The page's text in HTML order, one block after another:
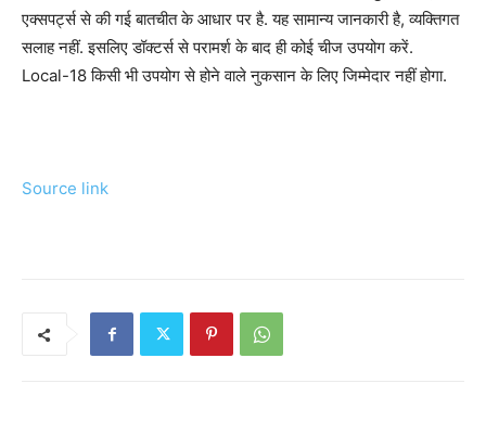
एक्सपर्ट्स से की गई बातचीत के आधार पर है. यह सामान्य जानकारी है, व्यक्तिगत
सलाह नहीं. इसलिए डॉक्टर्स से परामर्श के बाद ही कोई चीज उपयोग करें.
Local-18 किसी भी उपयोग से होने वाले नुकसान के लिए जिम्मेदार नहीं होगा.
Source link